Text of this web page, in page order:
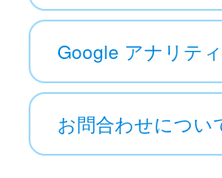
Google アナリテ
お問合わせについ